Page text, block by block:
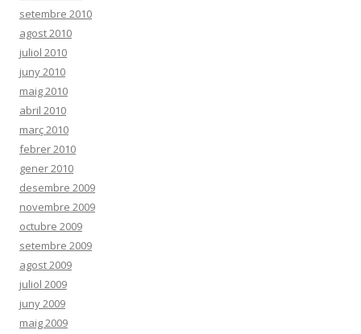
setembre 2010
agost 2010
juliol 2010
juny 2010
maig 2010
abril 2010
març 2010
febrer 2010
gener 2010
desembre 2009
novembre 2009
octubre 2009
setembre 2009
agost 2009
juliol 2009
juny 2009
maig 2009